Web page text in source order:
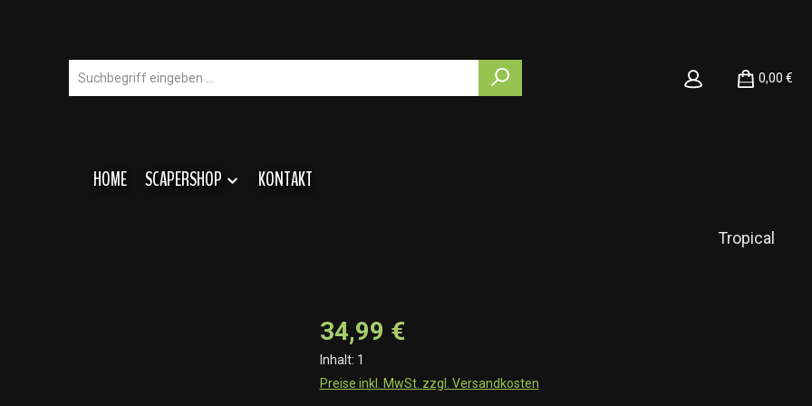
0,00 €
HOME SCAPERSHOP KONTAKT
Tropical
34,99 €
Inhalt: 1
Preise inkl. MwSt. zzgl. Versandkosten